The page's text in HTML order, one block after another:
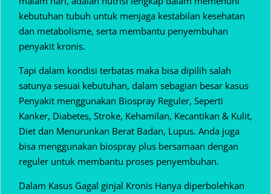
kebutuhan tubuh untuk menjaga kestabilan kesehatan
dan metabolisme, serta membantu penyembuhan
penyakit kronis.
Tapi dalam kondisi terbatas maka bisa dipilih salah
satunya sesuai kebutuhan, dalam sebagian besar kasus
Penyakit menggunakan Biospray Reguler, Seperti
Kanker, Diabetes, Stroke, Kehamilan, Kecantikan & Kulit,
Diet dan Menurunkan Berat Badan, Lupus. Anda juga
bisa menggunakan biospray plus bersamaan dengan
reguler untuk membantu proses penyembuhan.
Dalam Kasus Gagal ginjal Kronis Hanya diperbolehkan